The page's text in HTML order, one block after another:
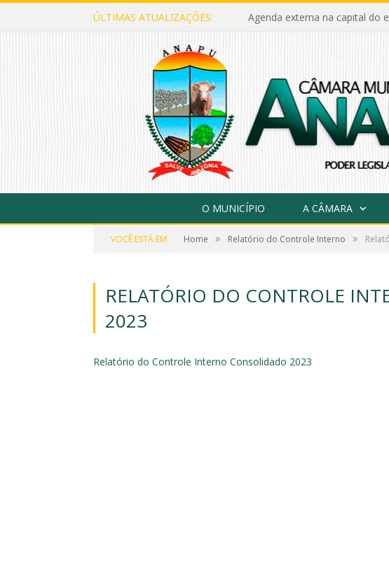
ÚLTIMAS ATUALIZAÇÕES: Agenda externa na capital do
O MUNICÍPIO A CÂMARA
VOCÊ ESTÁ EM: Home » Relatório do Controle Interno »
RELATÓRIO DO CONTROLE
2023
Relatório do Controle Interno Consolidado 2023